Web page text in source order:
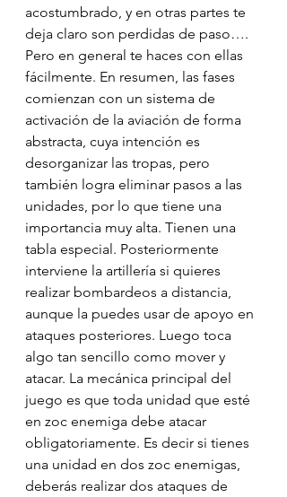
acostumbrado, y en otras partes te
deja claro son perdidas de paso….
Pero en general te haces con ellas
fácilmente. En resumen, las fases
comienzan con un sistema de
activación de la aviación de forma
abstracta, cuya intención es
desorganizar las tropas, pero
también logra eliminar pasos a las
unidades, por lo que tiene una
importancia muy alta. Tienen una
tabla especial. Posteriormente
interviene la artillería si quieres
realizar bombardeos a distancia,
aunque la puedes usar de apoyo en
ataques posteriores. Luego toca
algo tan sencillo como mover y
atacar. La mecánica principal del
juego es que toda unidad que esté
en zoc enemiga debe atacar
obligatoriamente. Es decir si tienes
una unidad en dos zoc enemigas,
deberás realizar dos ataques de